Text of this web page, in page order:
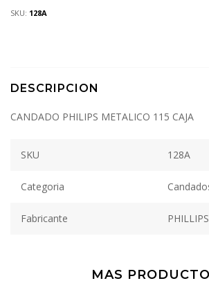
SKU: 128A
DESCRIPCION
CANDADO PHILIPS METALICO 115 CAJA
SKU 128A
Categoria
Fabricante PHILLIPS
MAS